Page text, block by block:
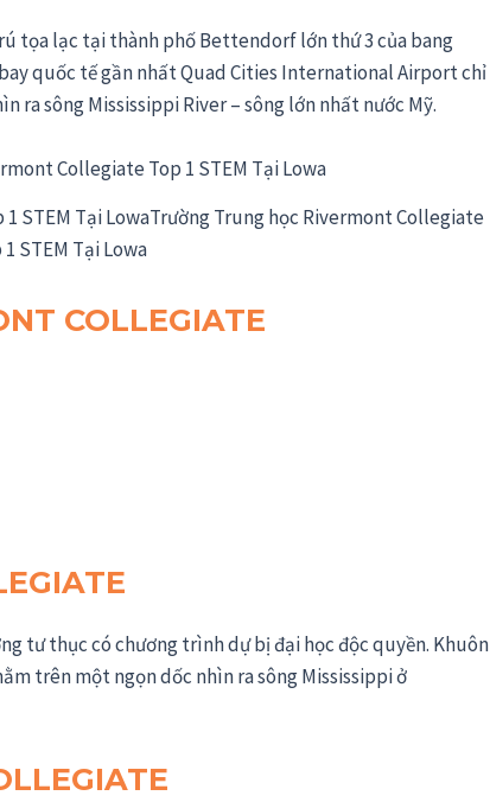
tọa lạc tại thành phố Bettendorf lớn thứ 3 của bang
bay quốc tế gần nhất Quad Cities International Airport chỉ
ra sông Mississippi River – sông lớn nhất nước Mỹ.
STEM Tại LowaTrường Trung học Rivermont Collegiate
1 STEM Tại Lowa
COLLEGIATE
tư thục có chương trình dự bị đại học độc quyền. Khuôn
trên một ngọn dốc nhìn ra sông Mississippi ở